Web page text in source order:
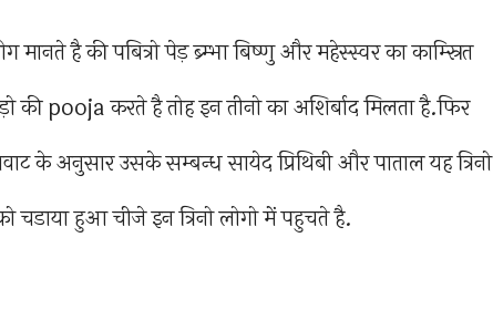
मानते है की पबित्रो पेड़ ब्र्म्भा बिष्णु और महेस्स्वर का काम्स्रित
pooja करते है तोह इन तीनो का अशिर्बाद मिलता है.फिर
के अनुसार उसके सम्बन्ध सायेद प्रिथिबी और पाताल यह त्रिनो
चडाया हुआ चीजे इन त्रिनो लोगो में पहुचते है.